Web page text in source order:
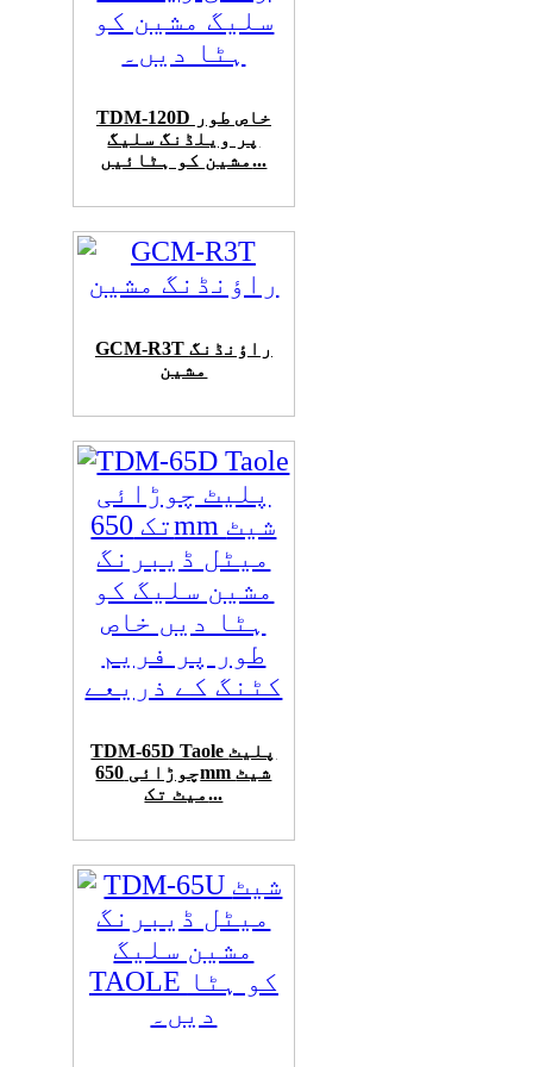
TDM-120D خاص طور
پر ویلڈنگ سلیگ
مشین کو ہٹائیں...
GCM-R3T راؤنڈنگ
مشین
TDM-65D Taole پلیٹ
چوڑائی 650mm شیٹ
میٹ تک...